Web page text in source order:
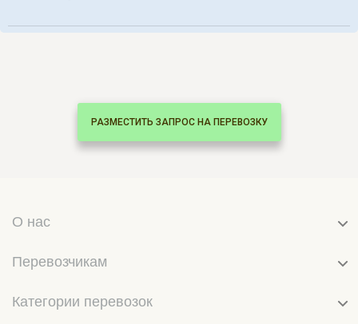
РАЗМЕСТИТЬ ЗАПРОС НА ПЕРЕВОЗКУ
О нас
Перевозчикам
Категории перевозок